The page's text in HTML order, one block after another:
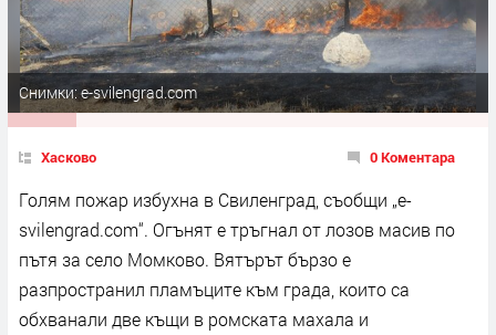
Снимки: e-svilengrad.com
Хасково 0 Коментара
Голям пожар избухна в Свиленград, съобщи „e-
svilengrad.com“. Огънят е тръгнал от лозов масив по
пътя за село Момково. Вятърът бързо е
разпространил пламъците към града, които са
обхванали две къщи в ромската махала и